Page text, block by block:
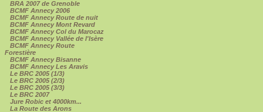
BRA 2007 de Grenoble
BCMF Annecy 2006
BCMF Annecy Route de nuit
BCMF Annecy Mont Revard
BCMF Annecy Col du Marocaz
BCMF Annecy Vallée de l'Isère
BCMF Annecy Route
Forestière
BCMF Annecy Bisanne
BCMF Annecy Les Aravis
Le BRC 2005 (1/3)
Le BRC 2005 (2/3)
Le BRC 2005 (3/3)
Le BRC 2007
Jure Robic et 4000km...
La Route des Arons